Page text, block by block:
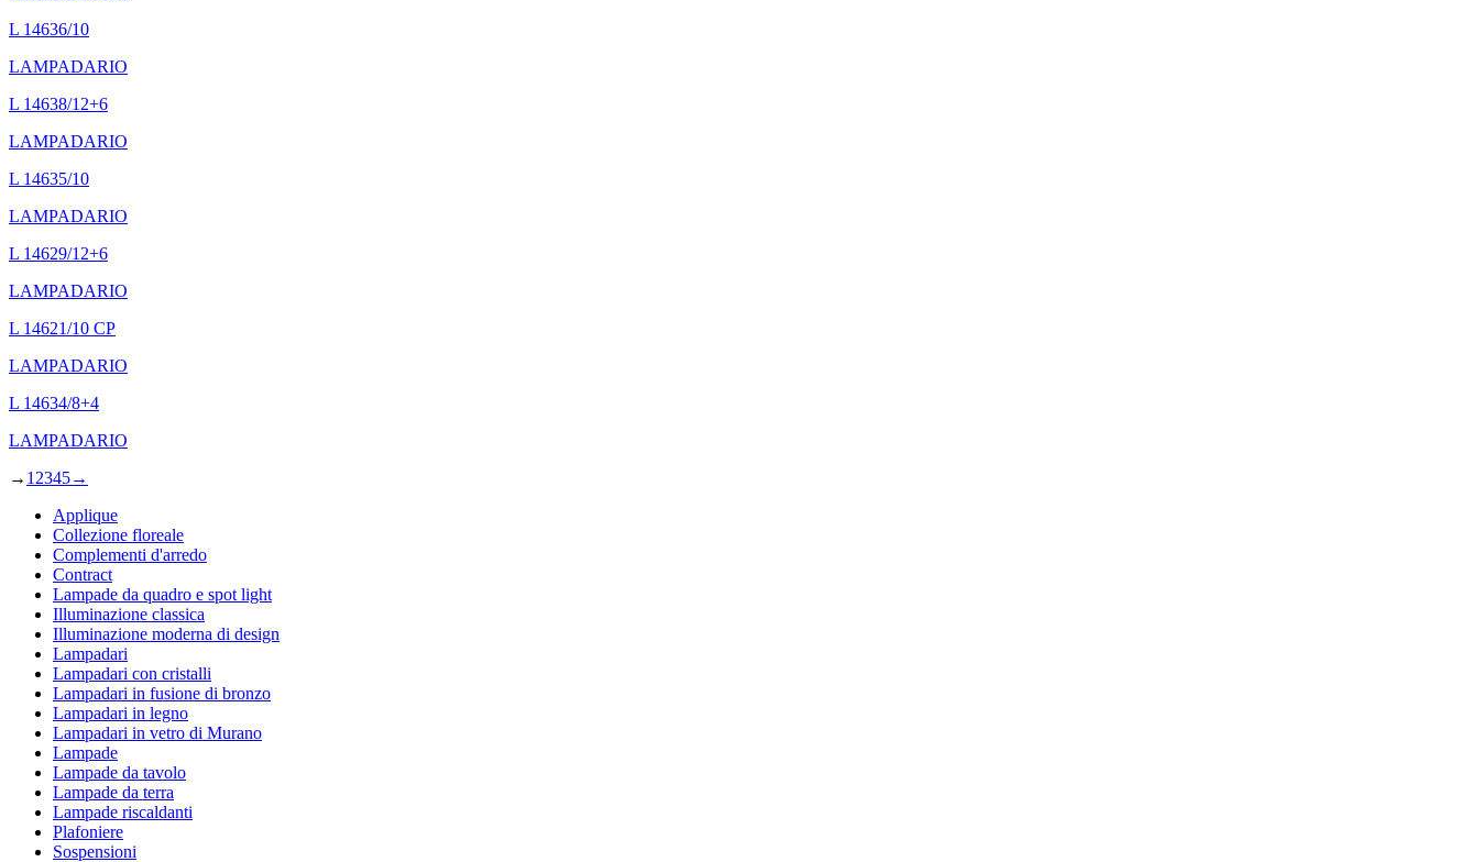
→ 1 2345→
Applique
Collezione floreale
Complementi d'arredo
Contract
Lampade da quadro e spot light
Illuminazione classica
Illuminazione moderna di design
Lampadari
Lampadari con cristalli
Lampadari in fusione di bronzo
Lampadari in legno
Lampadari in vetro di Murano
Lampade
Lampade da tavolo
Lampade da terra
Lampade riscaldanti
Plafoniere
Sospensioni